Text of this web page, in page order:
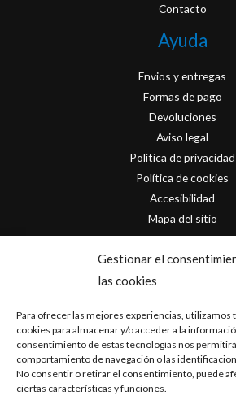
Gestionar el
las cookies
Para ofrecer las mejores experiencias, utilizamos
cookies para almacenar y/o acceder a la
consentimiento de estas tecnologías nos
comportamiento de navegación o las
No consentir o retirar el consentimiento, puede
ciertas características y funciones.
Contacto
Ayuda
Envios y entregas
Formas de pago
Devoluciones
Aviso legal
Política de privacidad
Política de cookies
Accesibilidad
Mapa del sitio
Contacto
Facebook
Instagram